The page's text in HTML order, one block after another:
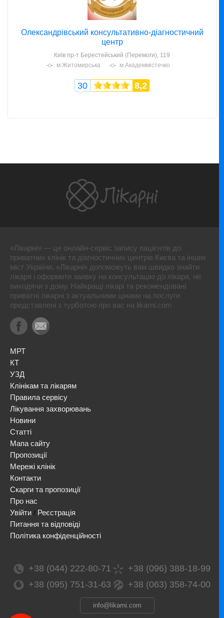
Олександрівський консультативно-діагностичний
центр
Київ пр-т Берестейський (Перемоги), 119
м.Житомирська
м.Академмістечко
30 8,2
«Лікарні» — це онлайн-сервіс запису пацієнтів до
приватних клінік та діагностичних центрів Києва та інших
міст України. «Лікарні» допоможуть вам швидко знайти
лікаря і оформити заявку на консультацію до лікаря, не
виходячи з дому. Найкращі лікарі та рекомендовані
приватні лікарні з актуальними цінами на послуги
представлені з турботою про вас на likarni.com
МРТ
КТ
УЗД
Клінікам та лікарям
Правила сервісу
Лікування захворювань
Новини
Статті
Мапа сайту
Пропозиції
Мережі клінік
Контакти
Скарги та пропозиції
Про нас
Увійти / Реєстрація
Питання та відповіді
Політика конфіденційності
+38 (044) 222-80-71
+38 (096) 388-18-99
+38 (095) 751-31-63
+38 (063) 358-74-00
info@likarni.com